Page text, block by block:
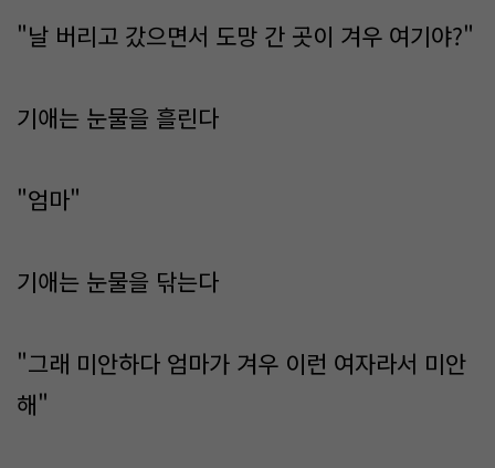
"날 버리고 갔으면서 도망 간 곳이 겨우 여기야?"
기애는 눈물을 흘린다
"엄마"
기애는 눈물을 닦는다
"그래 미안하다 엄마가 겨우 이런 여자라서 미안
해"